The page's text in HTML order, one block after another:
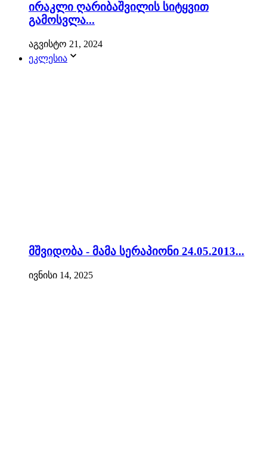
ირაკლი ღარიბაშვილის სიტყვით
გამოსვლა...
აგვისტო 21, 2024
ეკლესია
მშვიდობა - მამა სერაპიონი 24.05.2013...
ივნისი 14, 2025